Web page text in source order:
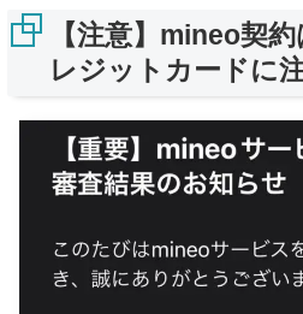
【注意】mineo契
レジットカードに